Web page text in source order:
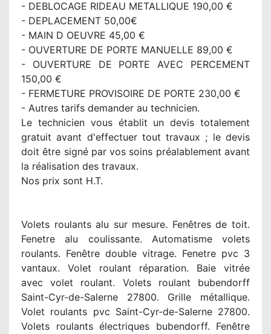
- DEBLOCAGE RIDEAU METALLIQUE 190,00 €
- DEPLACEMENT 50,00€
- MAIN D OEUVRE 45,00 €
- OUVERTURE DE PORTE MANUELLE 89,00 €
- OUVERTURE DE PORTE AVEC PERCEMENT
150,00 €
- FERMETURE PROVISOIRE DE PORTE 230,00 €
- Autres tarifs demander au technicien.
Le technicien vous établit un devis totalement
gratuit avant d'effectuer tout travaux ; le devis
doit être signé par vos soins préalablement avant
la réalisation des travaux.
Nos prix sont H.T.
Volets roulants alu sur mesure. Fenêtres de toit.
Fenetre alu coulissante. Automatisme volets
roulants. Fenêtre double vitrage. Fenetre pvc 3
vantaux. Volet roulant réparation. Baie vitrée
avec volet roulant. Volets roulant bubendorff
Saint-Cyr-de-Salerne 27800. Grille métallique.
Volet roulants pvc Saint-Cyr-de-Salerne 27800.
Volets roulants électriques bubendorff. Fenêtre